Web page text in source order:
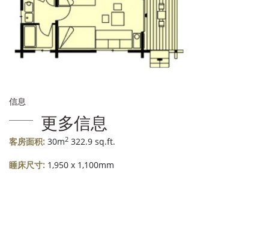
信息
更多信息
客房面积: 30m2 322.9 sq.ft.
睡床尺寸: 1,950 x 1,100mm